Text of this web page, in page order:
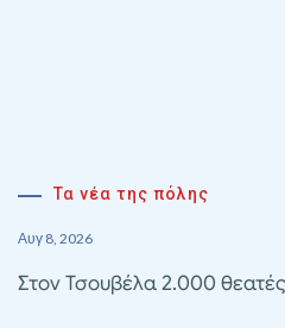
Τα νέα της πόλης
Αυγ 8, 2026
Στον Τσουβέλα 2.000